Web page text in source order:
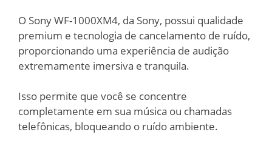
O Sony WF-1000XM4, da Sony, possui qualidade
premium e tecnologia de cancelamento de ruído,
proporcionando uma experiência de audição
extremamente imersiva e tranquila.
Isso permite que você se concentre
completamente em sua música ou chamadas
telefônicas, bloqueando o ruído ambiente.